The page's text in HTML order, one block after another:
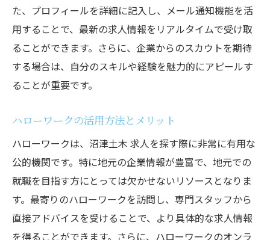
た、プロフィールを詳細に記入し、メール通知機能を活
用することで、最新の求人情報をリアルタイムで受け取
ることができます。さらに、企業からのスカウトを期待
する場合は、自分のスキルや経験を魅力的にアピールす
ることが重要です。
ハローワークの活用方法とメリット
ハローワークは、沼津土木 求人を探す際に非常に有用な
公的機関です。特に地元の企業情報が豊富で、地元での
就職を目指す方にとっては欠かせないリソースとなりま
す。最寄りのハローワークを訪問し、専門スタッフから
直接アドバイスを受けることで、より具体的な求人情報
を得ることができます。さらに、ハローワークのオンラ